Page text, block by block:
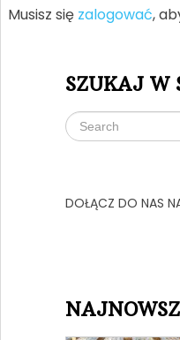
Musisz się zalogować,
SZUKAJ W
DOŁĄCZ DO NAS